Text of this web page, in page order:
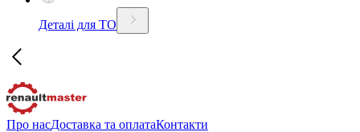
Деталі для ТО
Про насДоставка та оплатаКонтакти